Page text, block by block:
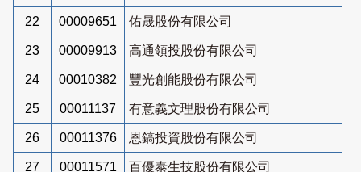
22 00009651 佑晟股份有限公司
23 00009913 高通領投股份有限公司
24 00010382 豐光創能股份有限公司
25 00011137 有意義文理股份有限公司
26 00011376 恩鎬投資股份有限公司
27 00011571 百優泰生技股份有限公司